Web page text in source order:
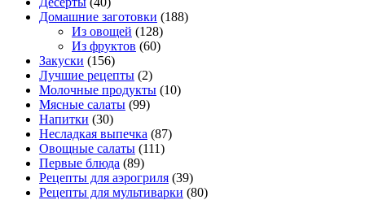
Домашние заготовки (188)
Из овощей (128)
Из фруктов (60)
Закуски (156)
Лучшие рецепты (2)
Молочные продукты (10)
Мясные салаты (99)
Напитки (30)
Несладкая выпечка (87)
Овощные салаты (111)
Первые блюда (89)
Рецепты для аэрогриля (39)
Рецепты для мультиварки (80)